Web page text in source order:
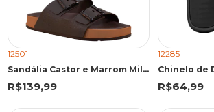
12501
Sandália Castor e Marrom Milão Plus | Cartago
R$139,99
12285
R$64,99